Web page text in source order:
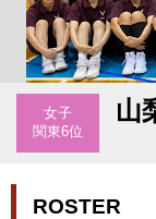
女子
関東6位
山
ROSTER